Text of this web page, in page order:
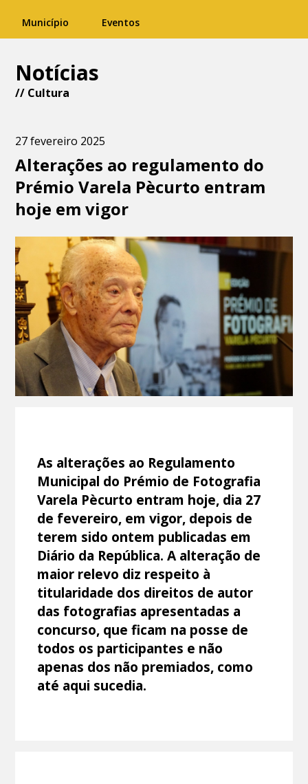
Município Eventos
Notícias
// Cultura
27 fevereiro 2025
Alterações ao regulamento do
Prémio Varela Pècurto entram
hoje em vigor
As alterações ao Regulamento
Municipal do Prémio de Fotografia
Varela Pècurto entram hoje, dia 27
de fevereiro, em vigor, depois de
terem sido ontem publicadas em
Diário da República. A alteração de
maior relevo diz respeito à
titularidade dos direitos de autor
das fotografias apresentadas a
concurso, que ficam na posse de
todos os participantes e não
apenas dos não premiados, como
até aqui sucedia.